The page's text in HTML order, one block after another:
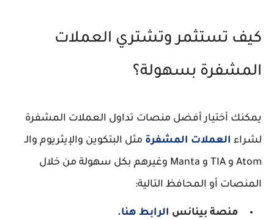
كيف تستثمر وتشتري العملات
المشفرة بسهولة؟
يمكنك أختيار أفضل منصات تداول العملات المشفرة
لشراء العملات المشفرة مثل البتكوين والإيثريوم والـ
Atom و TIA و Manta وغيرهم بكل سهولة من خلال
المنصات أو المحافظ التالية:
منصة بينانس الرابط هنا.